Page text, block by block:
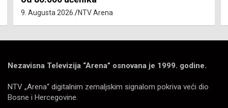
9. Augusta 2026. NTV Arena
Nezavisna Televizija “Arena” osnovana je 1999. godine.
NTV „Arena“ digitalnim zemaljskim signalom pokriva veći dio
Bosne i Hercegovine.